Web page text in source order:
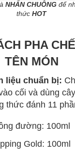
NHẤN CHUÔNG để
thức HOT
PHA CHẾ
TÊN MÓN
liệu chuẩn bị:
cối và dùng
thức đánh 11
đường: 100ml
Gold: 100ml